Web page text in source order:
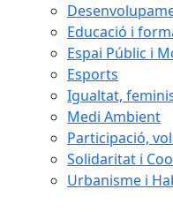
Educació i
Espai Públic i
Esports
Igualtat,
Medi Ambient
Participació,
Solidaritat i
Urbanisme i